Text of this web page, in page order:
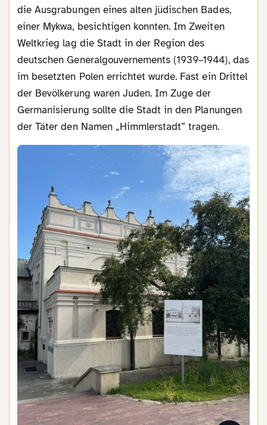
die Ausgrabungen eines alten jüdischen Bades,
einer Mykwa, besichtigen konnten. Im Zweiten
Weltkrieg lag die Stadt in der Region des
deutschen Generalgouvernements (1939–1944), das
im besetzten Polen errichtet wurde. Fast ein Drittel
der Bevölkerung waren Juden. Im Zuge der
Germanisierung sollte die Stadt in den Planungen
der Täter den Namen „Himmlerstadt” tragen.